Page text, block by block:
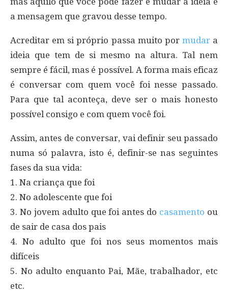
a mensagem que gravou desse tempo.
Acreditar em si próprio passa muito por mudara
ideia que tem de si mesmo na altura. Tal nem
sempre é fácil, mas é possível. A forma mais eficaz
é conversar com quem você foi nesse passado.
Para que tal aconteça, deve ser o mais honesto
possível consigo e com quem você foi.
Assim, antes de conversar, vai definir seu passado
numa só palavra, isto é, definir-se nas seguintes
fases da sua vida:
1. Na criança que foi
2. No adolescente que foi
3. No jovem adulto que foi antes do casamento ou
de sair de casa dos pais
4. No adulto que foi nos seus momentos mais
difíceis
5. No adulto enquanto Pai, Mãe, trabalhador, etc
etc.